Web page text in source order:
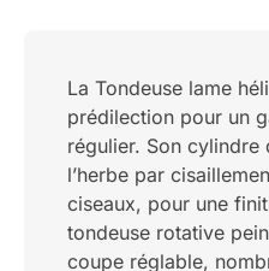
La Tondeuse lame
prédilection pour un
régulier. Son cylindre
l’herbe par
ciseaux, pour une
tondeuse rotative
coupe réglable,